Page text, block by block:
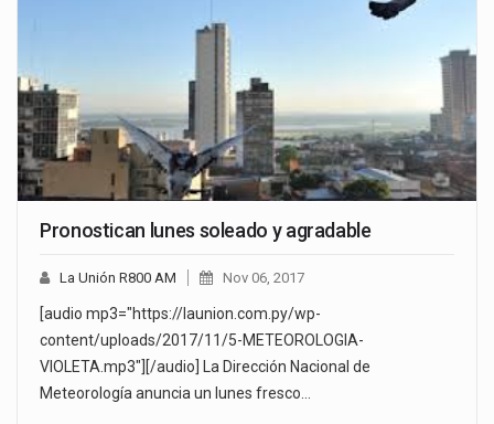
Pronostican lunes soleado y agradable
La Unión R800 AM Nov 06, 2017
[audio mp3="https://launion.com.py/wp-
content/uploads/2017/11/5-METEOROLOGIA-
VIOLETA.mp3"][/audio] La Dirección Nacional de
Meteorología anuncia un lunes fresco…